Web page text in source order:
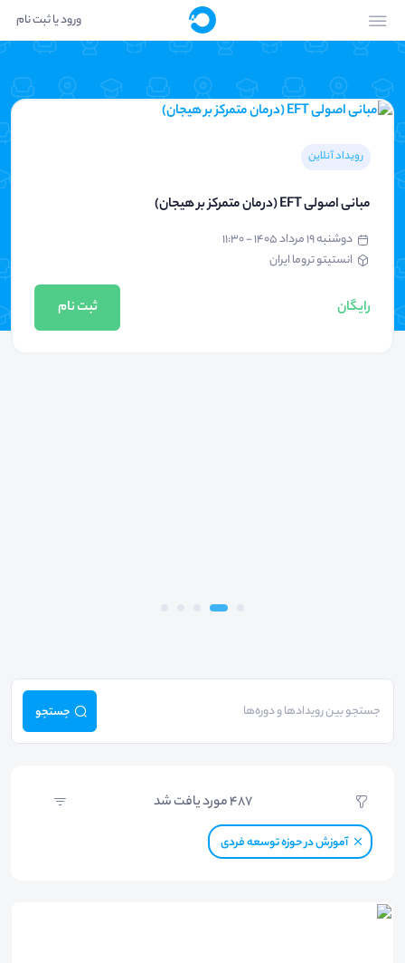
ورود یا ثبت نام
رویداد آنلاین
مبانی اصولی EFT (درمان متمرکز بر هیجان)
دوشنبه ۱۹ مرداد ۱۴۰۵ - ۱۱:۳۰
انستیتو تروما ایران
رایگان ثبت نام
جستجو
487مورد یافت شد
آموزش در حوزه توسعه فردی